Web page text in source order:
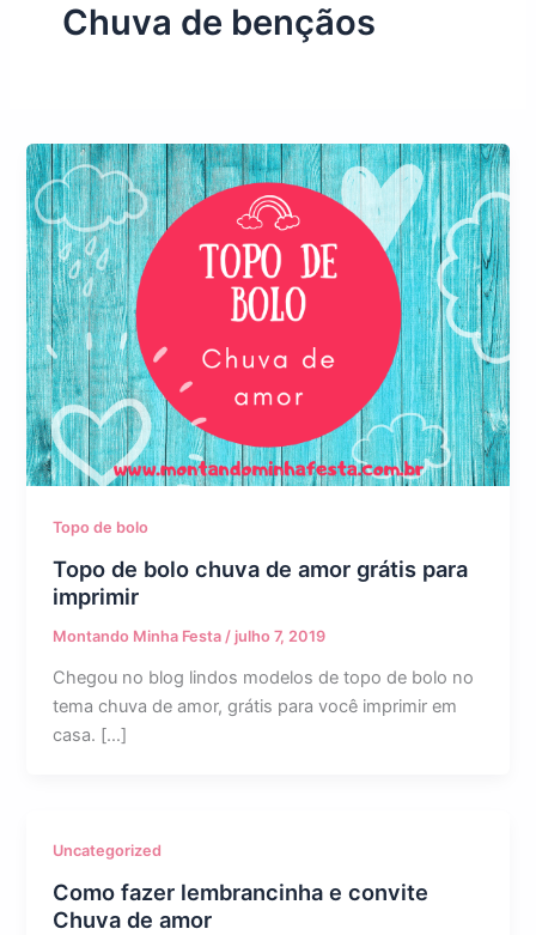
Chuva de bençãos
Topo de bolo
Topo de bolo chuva de amor grátis para
imprimir
Montando Minha Festa / julho 7, 2019
Chegou no blog lindos modelos de topo de bolo no
tema chuva de amor, grátis para você imprimir em
casa. […]
Uncategorized
Como fazer lembrancinha e convite
Chuva de amor